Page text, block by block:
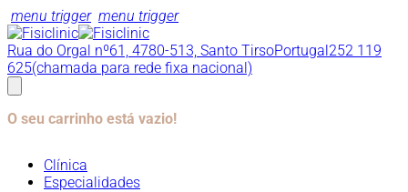
menu trigger menu trigger
Rua do Orgal nº61, 4780-513, Santo TirsoPortugal252 119
625(chamada para rede fixa nacional)
O seu carrinho está vazio!
Clínica
Especialidades